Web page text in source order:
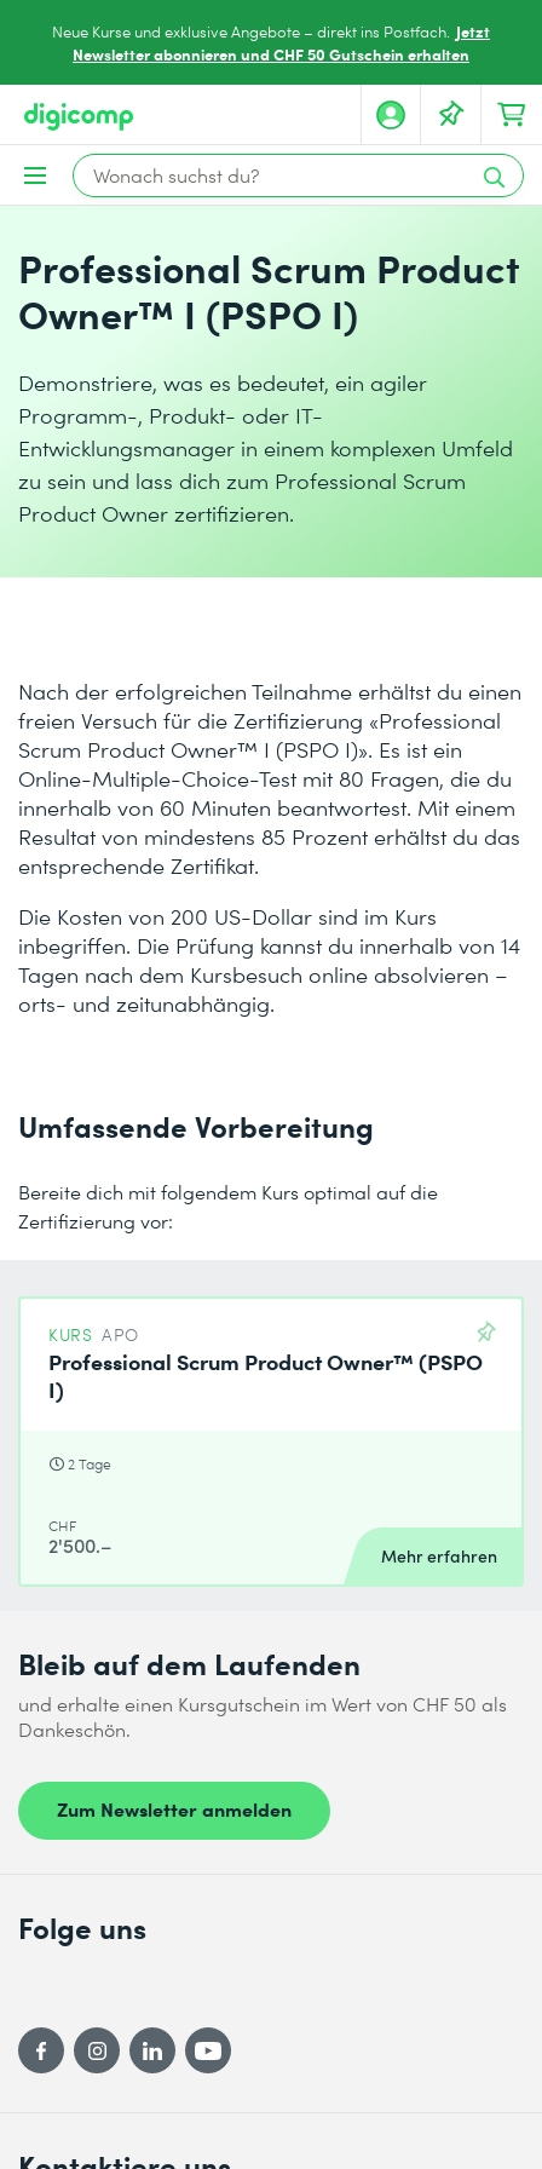
Neue Kurse und exklusive Angebote – direkt ins Postfach. Jetzt
Newsletter abonnieren und CHF 50 Gutschein erhalten
Professional Scrum Product
Owner™ I (PSPO I)
Demonstriere, was es bedeutet, ein agiler
Programm-, Produkt- oder IT-
Entwicklungsmanager in einem komplexen Umfeld
zu sein und lass dich zum Professional Scrum
Product Owner zertifizieren.
Nach der erfolgreichen Teilnahme erhältst du einen
freien Versuch für die Zertifizierung «Professional
Scrum Product Owner™ I (PSPO I)». Es ist ein
Online-Multiple-Choice-Test mit 80 Fragen, die du
innerhalb von 60 Minuten beantwortest. Mit einem
Resultat von mindestens 85 Prozent erhältst du das
entsprechende Zertifikat.
Die Kosten von 200 US-Dollar sind im Kurs
inbegriffen. Die Prüfung kannst du innerhalb von 14
Tagen nach dem Kursbesuch online absolvieren –
orts- und zeitunabhängig.
Umfassende Vorbereitung
Bereite dich mit folgendem Kurs optimal auf die
Zertifizierung vor:
KURS APO
Professional Scrum Product Owner™ (PSPO
I)
2 Tage
CHF
2'500.– Mehr erfahren
Bleib auf dem Laufenden
und erhalte einen Kursgutschein im Wert von CHF 50 als
Dankeschön.
Zum Newsletter anmelden
Folge uns